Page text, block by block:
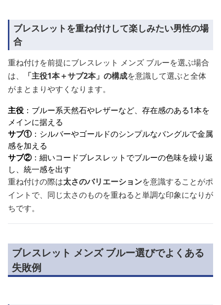
ブレスレットを重ね付けして楽しみたい男性の場
合
重ね付けを前提にブレスレット メンズ ブルーを選ぶ場合
は、
「主役1本＋サブ2本」の構成を意識して選ぶと全体
がまとまりやすくなります。
主役 ：ブルー系天然石やレザーなど、存在感のある1本を
メインに据える
サブ①：シルバーやゴールドのシンプルなバングルで金属
感を加える
サブ②：細いコードブレスレットでブルーの色味を繰り返
し、統一感を出す
重ね付けの際は太さのバリエーションを意識することがポ
イントで、同じ太さのものを重ねると単調な印象になりが
ちです。
ブレスレット メンズ ブルー選びでよくある
失敗例